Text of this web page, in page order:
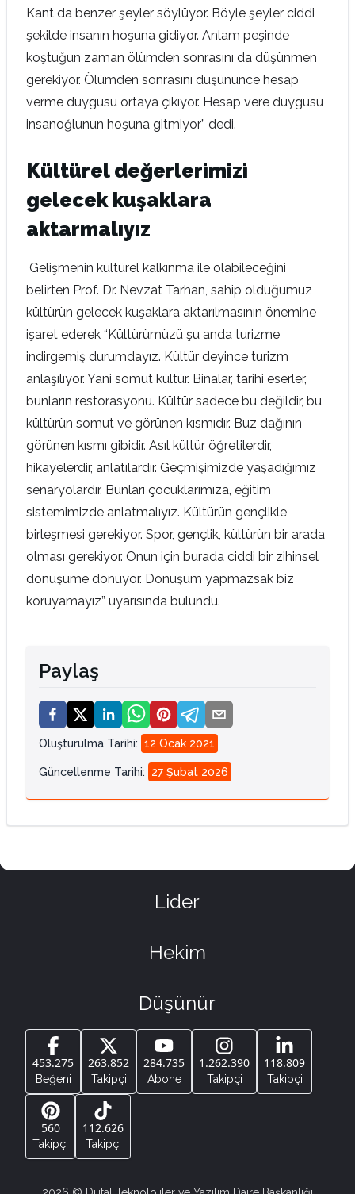
Kant da benzer şeyler söylüyor. Böyle şeyler ciddi
şekilde insanın hoşuna gidiyor. Anlam peşinde
koştuğun zaman ölümden sonrasını da düşünmen
gerekiyor. Ölümden sonrasını düşününce hesap
verme duygusu ortaya çıkıyor. Hesap vere duygusu
insanoğlunun hoşuna gitmiyor” dedi.
Kültürel değerlerimizi
gelecek kuşaklara
aktarmalıyız
Gelişmenin kültürel kalkınma ile olabileceğini
belirten Prof. Dr. Nevzat Tarhan, sahip olduğumuz
kültürün gelecek kuşaklara aktarılmasının önemine
işaret ederek “Kültürümüzü şu anda turizme
indirgemiş durumdayız. Kültür deyince turizm
anlaşılıyor. Yani somut kültür. Binalar, tarihi eserler,
bunların restorasyonu. Kültür sadece bu değildir, bu
kültürün somut ve görünen kısmıdır. Buz dağının
görünen kısmı gibidir. Asıl kültür öğretilerdir,
hikayelerdir, anlatılardır. Geçmişimizde yaşadığımız
senaryolardır. Bunları çocuklarımıza, eğitim
sistemimizde anlatmalıyız. Kültürün gençlikle
birleşmesi gerekiyor. Spor, gençlik, kültürün bir arada
olması gerekiyor. Onun için burada ciddi bir zihinsel
dönüşüme dönüyor. Dönüşüm yapmazsak biz
koruyamayız” uyarısında bulundu.
Paylaş
Oluşturulma Tarihi: 12 Ocak 2021
Güncellenme Tarihi: 27 Şubat 2026
Lider
Hekim
Düşünür
453.275
Beğeni
263.852
Takipçi
284.735
Abone
1.262.390
Takipçi
118.809
Takipçi
560
Takipçi
112.626
Takipçi